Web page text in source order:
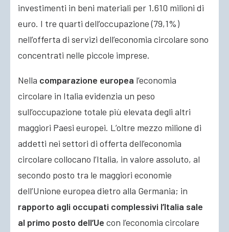
investimenti in beni materiali per 1.610 milioni di
euro. I tre quarti dell’occupazione (79,1%)
nell’offerta di servizi dell’economia circolare sono
concentrati nelle piccole imprese.
Nella comparazione europea l’economia
circolare in Italia evidenzia un peso
sull’occupazione totale più elevata degli altri
maggiori Paesi europei. L’oltre mezzo milione di
addetti nei settori di offerta dell’economia
circolare collocano l’Italia, in valore assoluto, al
secondo posto tra le maggiori economie
dell’Unione europea dietro alla Germania; in
rapporto agli occupati complessivi l’Italia sale
al primo posto dell’Ue con l’economia circolare